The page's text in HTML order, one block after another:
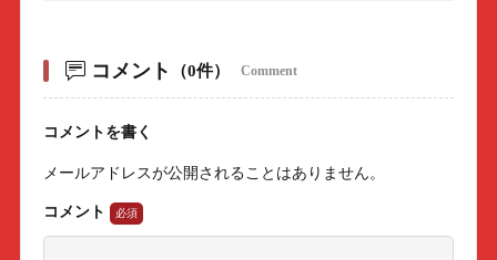
コメント （0件） Comment
コメントを書く
メールアドレスが公開されることはありません。
コメント